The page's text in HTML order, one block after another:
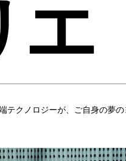
エ
テクノロジーが、ご自身の夢